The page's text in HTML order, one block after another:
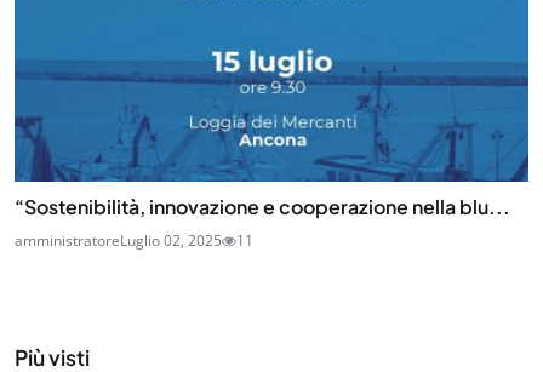
“Sostenibilità, innovazione e cooperazione nella blu...
amministratoreLuglio 02, 2025 11
Più visti